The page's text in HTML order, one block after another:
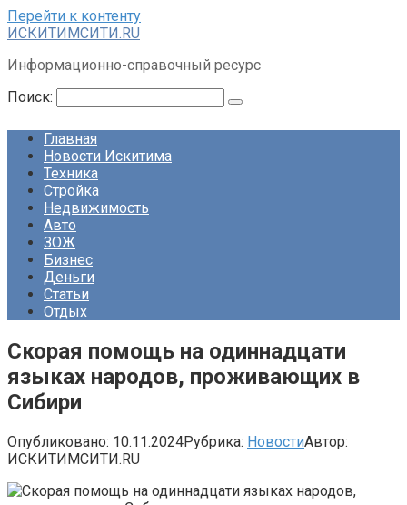
Перейти к контенту
ИСКИТИМСИТИ.RU
Информационно-справочный ресурс
Поиск:
Главная
Новости Искитима
Техника
Стройка
Недвижимость
Авто
ЗОЖ
Бизнес
Деньги
Статьи
Отдых
Скорая помощь на одиннадцати
языках народов, проживающих в
Сибири
Опубликовано: 10.11.2024Рубрика: НовостиАвтор:
ИСКИТИМСИТИ.RU